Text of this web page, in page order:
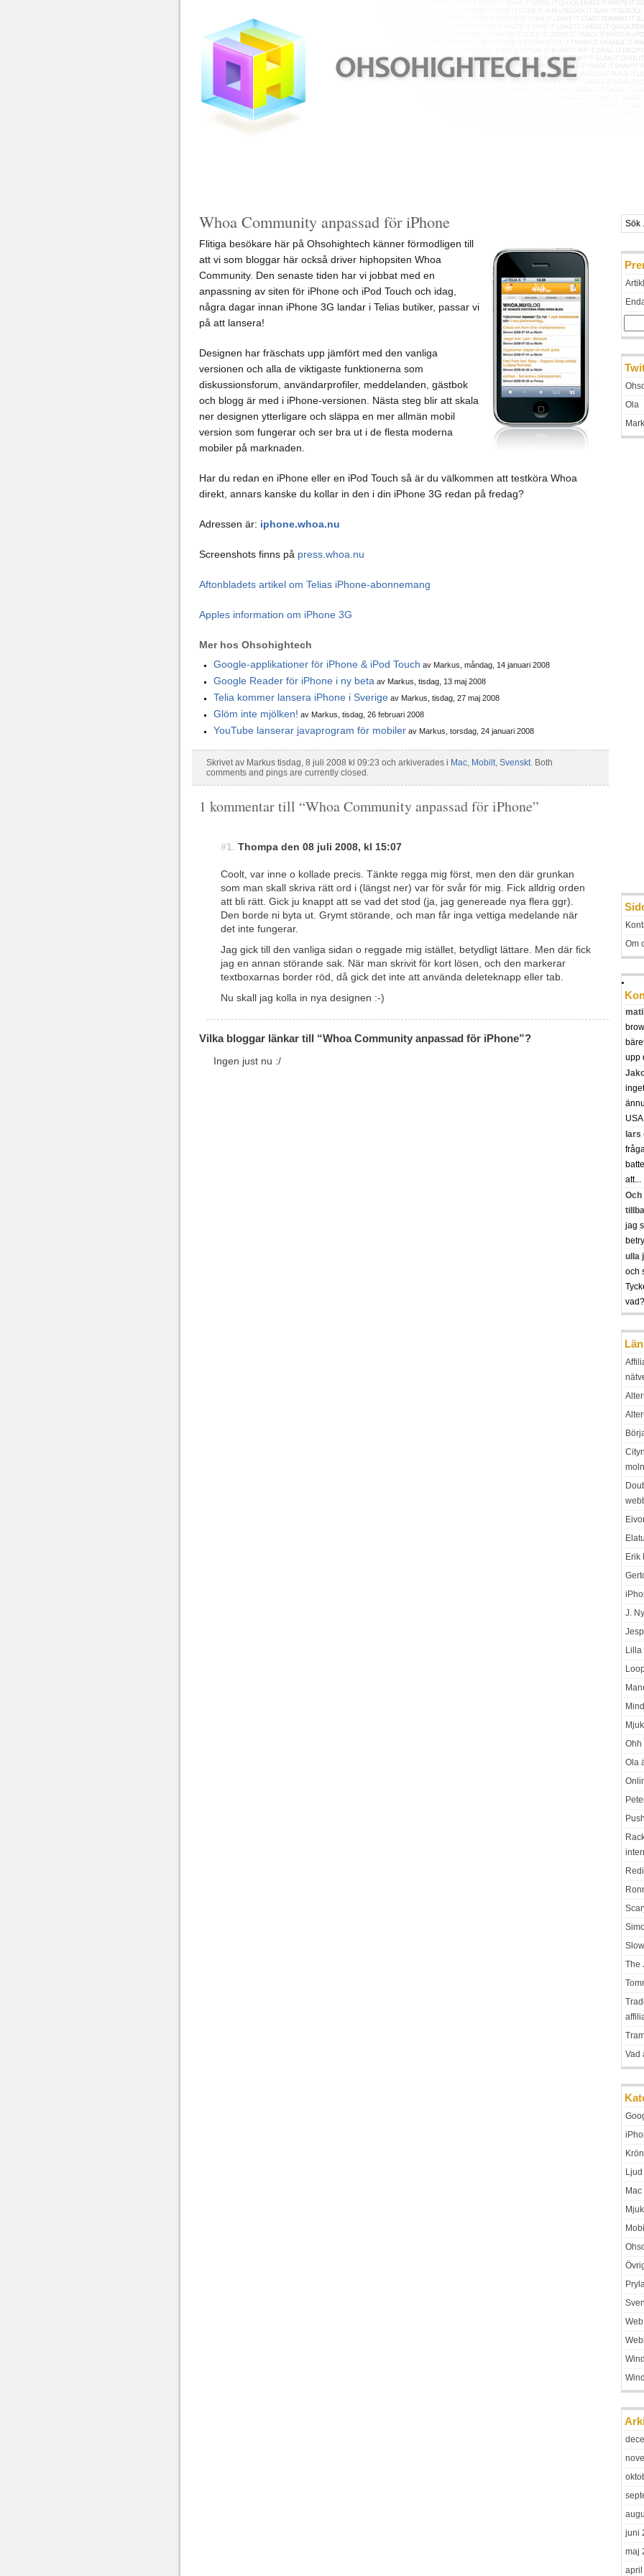
Whoa Community anpassad för iPhone
Flitiga besökare här på Ohsohightech känner förmodligen till
att vi som bloggar här också driver hiphopsiten Whoa
Community. Den senaste tiden har vi jobbat med en
anpassning av siten för iPhone och iPod Touch och idag,
några dagar innan iPhone 3G landar i Telias butiker, passar vi
på att lansera!
Designen har fräschats upp jämfört med den vanliga
versionen och alla de viktigaste funktionerna som
diskussionsforum, användarprofiler, meddelanden, gästbok
och blogg är med i iPhone-versionen. Nästa steg blir att skala
ner designen ytterligare och släppa en mer allmän mobil
version som fungerar och ser bra ut i de flesta moderna
mobiler på marknaden.
Har du redan en iPhone eller en iPod Touch så är du välkommen att testköra Whoa
direkt, annars kanske du kollar in den i din iPhone 3G redan på fredag?
Adressen är: iphone.whoa.nu
Screenshots finns på press.whoa.nu
Aftonbladets artikel om Telias iPhone-abonnemang
Apples information om iPhone 3G
Mer hos Ohsohightech
Google-applikationer för iPhone & iPod Touch av Markus, måndag, 14 januari 2008
Google Reader för iPhone i ny beta av Markus, tisdag, 13 maj 2008
Telia kommer lansera iPhone i Sverige av Markus, tisdag, 27 maj 2008
Glöm inte mjölken! av Markus, tisdag, 26 februari 2008
YouTube lanserar javaprogram för mobiler av Markus, torsdag, 24 januari 2008
Skrivet av Markus tisdag, 8 juli 2008 kl 09:23 och arkiverades i Mac, Mobilt, Svenskt. Both
comments and pings are currently closed.
1 kommentar till “Whoa Community anpassad för iPhone”
#1. Thompa den 08 juli 2008, kl 15:07
Coolt, var inne o kollade precis. Tänkte regga mig först, men den där grunkan
som man skall skriva rätt ord i (längst ner) var för svår för mig. Fick alldrig orden
att bli rätt. Gick ju knappt att se vad det stod (ja, jag genereade nya flera ggr).
Den borde ni byta ut. Grymt störande, och man får inga vettiga medelande när
det inte fungerar.
Jag gick till den vanliga sidan o reggade mig istället, betydligt lättare. Men där fick
jag en annan störande sak. När man skrivit för kort lösen, och den markerar
textboxarnas border röd, då gick det inte att använda deleteknapp eller tab.
Nu skall jag kolla in nya designen :-)
Vilka bloggar länkar till “Whoa Community anpassad för iPhone”?
Ingen just nu :/
Ola
Om
upp
lars
att...
Och
jag
ulla
och
Erik
J.
Lilla
Ohh
Ola
The
Vad
Ljud
Mac
Web
juni
maj